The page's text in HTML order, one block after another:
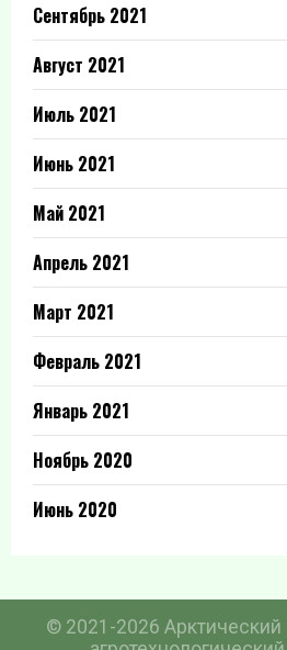
Сентябрь 2021
Август 2021
Июль 2021
Июнь 2021
Май 2021
Апрель 2021
Март 2021
Февраль 2021
Январь 2021
Ноябрь 2020
Июнь 2020
© 2021-2026 Арктический